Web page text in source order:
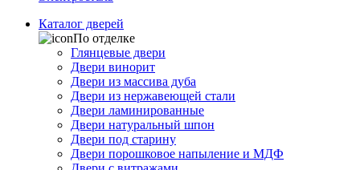
Каталог дверей
По отделке
Глянцевые двери
Двери винорит
Двери из массива дуба
Двери из нержавеющей стали
Двери ламинированные
Двери натуральный шпон
Двери под старину
Двери порошковое напыление и МДФ